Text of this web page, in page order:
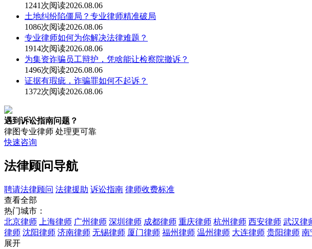
1241次阅读2026.08.06
土地纠纷陷僵局？专业律师精准破局
1086次阅读2026.08.06
专业律师如何为你解决法律难题？
1914次阅读2026.08.06
为集资诈骗员工辩护，凭啥能让检察院撤诉？
1496次阅读2026.08.06
证据有瑕疵，诈骗罪如何不起诉？
1372次阅读2026.08.06
遇到诉讼指南问题？
律图专业律师 处理更可靠
快速咨询
法律顾问导航
聘请法律顾问 法律援助 诉讼指南 律师收费标准
查看全部
热门城市：
北京律师
上海律师 广州律师 深圳律师 成都律师 重庆律师 杭州律师 西安律师 武汉律
律师 沈阳律师 济南律师 无锡律师 厦门律师 福州律师 温州律师 大连律师 贵阳律师 南
展开